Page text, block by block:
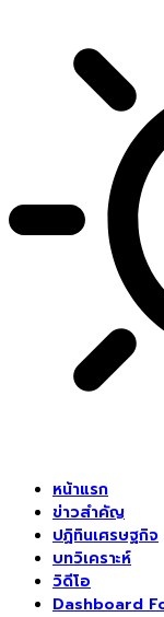
หน้าแรก
ข่าวสำคัญ
ปฏิทินเศรษฐกิจ
บทวิเคราะห์
วิดีโอ
Dashboard